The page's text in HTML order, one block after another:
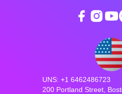
UNS: +1 6462486723
200 Portland Street,